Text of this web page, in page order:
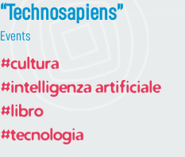
“Technosapiens”
Events
#cultura
#intelligenza artificiale
#libro
#tecnologia